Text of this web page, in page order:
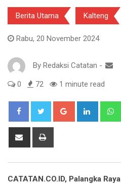
Berita Utama Kalteng
Rabu, 20 November 2024
By Redaksi Catatan -
0 72 1 minute read
Google+ LinkedIn
Share
CATATAN.CO.ID, Palangka Raya